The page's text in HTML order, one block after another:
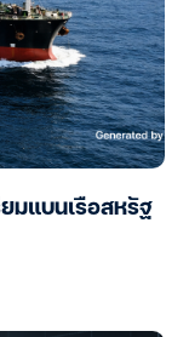
มแบนเรือสหรัฐ